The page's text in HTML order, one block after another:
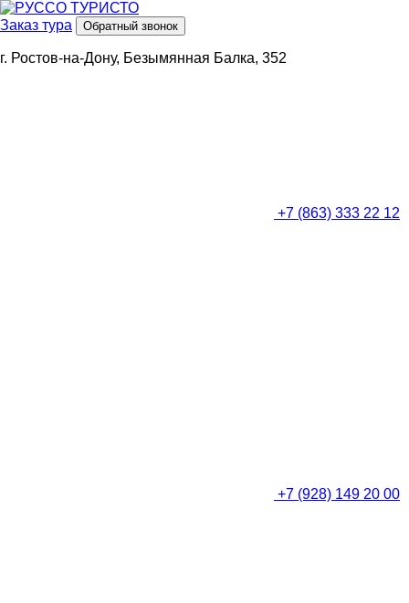
Заказ тура Обратный звонок
г. Ростов-на-Дону, Безымянная Балка, 352
+7 (863) 333 22 12
+7 (928) 149 20 00